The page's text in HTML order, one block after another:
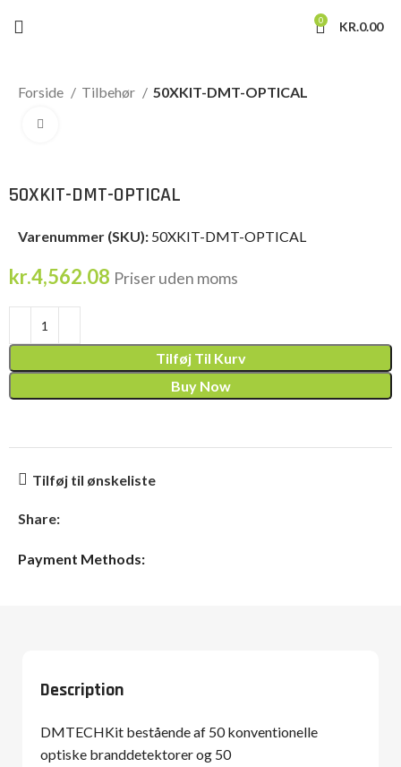
0 KR.0.00
Forside Tilbehør 50XKIT-DMT-OPTICAL
50XKIT-DMT-OPTICAL
Varenummer (SKU): 50XKIT-DMT-OPTICAL
kr.4,562.08 Priser uden moms
Tilføj Til Kurv
Buy Now
Tilføj til ønskeliste
Share:
Payment Methods:
Description
DMTECHKit bestående af 50 konventionelle
optiske branddetektorer og 50